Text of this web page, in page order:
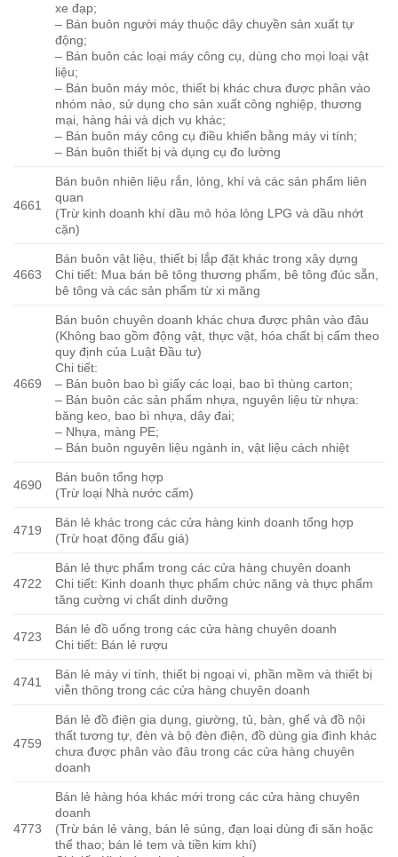
xe đạp;
– Bán buôn người máy thuộc dây chuyền sản xuất tự
động;
– Bán buôn các loại máy công cụ, dùng cho mọi loại vật
liệu;
– Bán buôn máy móc, thiết bị khác chưa được phân vào
nhóm nào, sử dụng cho sản xuất công nghiệp, thương
mại, hàng hải và dịch vụ khác;
– Bán buôn máy công cụ điều khiển bằng máy vi tính;
– Bán buôn thiết bị và dụng cụ đo lường
4661
Bán buôn nhiên liệu rắn, lỏng, khí và các sản phẩm liên
quan
(Trừ kinh doanh khí dầu mỏ hóa lỏng LPG và dầu nhớt
cặn)
4663
Bán buôn vật liệu, thiết bị lắp đặt khác trong xây dựng
Chi tiết: Mua bán bê tông thương phẩm, bê tông đúc sẵn,
bê tông và các sản phẩm từ xi măng
4669
Bán buôn chuyên doanh khác chưa được phân vào đâu
(Không bao gồm động vật, thực vật, hóa chất bị cấm theo
quy định của Luật Đầu tư)
Chi tiết:
– Bán buôn bao bì giấy các loại, bao bì thùng carton;
– Bán buôn các sản phẩm nhựa, nguyên liệu từ nhựa:
băng keo, bao bì nhựa, dây đai;
– Nhựa, màng PE;
– Bán buôn nguyên liệu ngành in, vật liệu cách nhiệt
4690
Bán buôn tổng hợp
(Trừ loại Nhà nước cấm)
4719
Bán lẻ khác trong các cửa hàng kinh doanh tổng hợp
(Trừ hoạt động đấu giá)
4722
Bán lẻ thực phẩm trong các cửa hàng chuyên doanh
Chi tiết: Kinh doanh thực phẩm chức năng và thực phẩm
tăng cường vi chất dinh dưỡng
4723
Bán lẻ đồ uống trong các cửa hàng chuyên doanh
Chi tiết: Bán lẻ rượu
4741
Bán lẻ máy vi tính, thiết bị ngoại vi, phần mềm và thiết bị
viễn thông trong các cửa hàng chuyên doanh
4759
Bán lẻ đồ điện gia dụng, giường, tủ, bàn, ghế và đồ nội
thất tương tự, đèn và bộ đèn điện, đồ dùng gia đình khác
chưa được phân vào đâu trong các cửa hàng chuyên
doanh
4773
Bán lẻ hàng hóa khác mới trong các cửa hàng chuyên
doanh
(Trừ bán lẻ vàng, bán lẻ súng, đạn loại dùng đi săn hoặc
thể thao; bán lẻ tem và tiền kim khí)